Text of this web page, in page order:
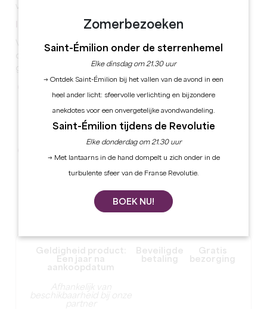
Informatie over verlenging :
Voor alle verlengingsaanvragen, gelieve ons te
geschenkdoos kan worden verlengd voor 6
maanden na de oorspronkelijke
geldigheidsdatum tegen een vergoeding van €
cadeaubox kan worden verlengd voor 12
maanden na de oorspronkelijke
geldigheidsdatum tegen een vergoeding van €
Geldigheid product:
Een jaar na
aankoopdatum
Afhankelijk van
beschikbaarheid bij onze
partner
Beveiligde
betaling
Gratis
bezorging
Zomerbezoeken
Saint-Émilion onder de sterrenhemel
Elke dinsdag om 21.30 uur
→ Ontdek Saint-Émilion bij het vallen van de avond in een
heel ander licht: sfeervolle verlichting en bijzondere
anekdotes voor een onvergetelijke avondwandeling.
Saint-Émilion tijdens de Revolutie
Elke donderdag om 21.30 uur
→ Met lantaarns in de hand dompelt u zich onder in de
turbulente sfeer van de Franse Revolutie.
BOEK NU!